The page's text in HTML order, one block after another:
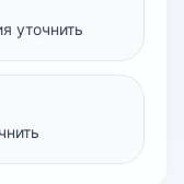
уточнить